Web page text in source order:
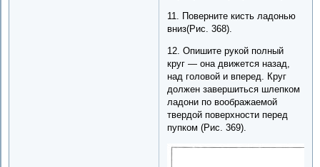
11. Поверните кисть ладонью
вниз(Рис. 368).
12. Опишите рукой полный
круг — она движется назад,
над головой и вперед. Круг
должен завершиться шлепком
ладони по воображаемой
твердой поверхности перед
пупком (Рис. 369).